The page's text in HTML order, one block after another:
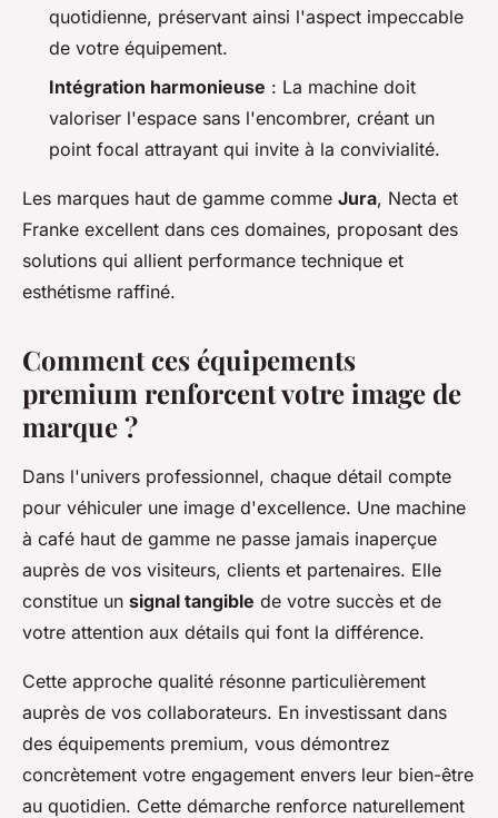
quotidienne, préservant ainsi l'aspect impeccable
de votre équipement.
Intégration harmonieuse : La machine doit
valoriser l'espace sans l'encombrer, créant un
point focal attrayant qui invite à la convivialité.
Les marques haut de gamme comme Jura, Necta et
Franke excellent dans ces domaines, proposant des
solutions qui allient performance technique et
esthétisme raffiné.
Comment ces équipements
premium renforcent votre image de
marque ?
Dans l'univers professionnel, chaque détail compte
pour véhiculer une image d'excellence. Une machine
à café haut de gamme ne passe jamais inaperçue
auprès de vos visiteurs, clients et partenaires. Elle
constitue un signal tangible de votre succès et de
votre attention aux détails qui font la différence.
Cette approche qualité résonne particulièrement
auprès de vos collaborateurs. En investissant dans
des équipements premium, vous démontrez
concrètement votre engagement envers leur bien-être
au quotidien. Cette démarche renforce naturellement